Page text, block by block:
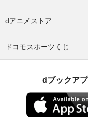
dアニメストア
ドコモスポーツくじ
dブックア